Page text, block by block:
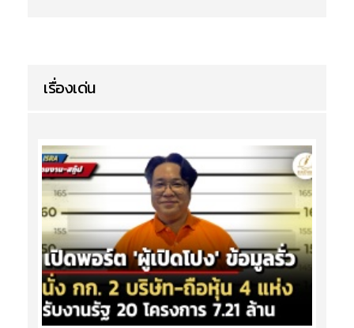
เรื่องเด่น